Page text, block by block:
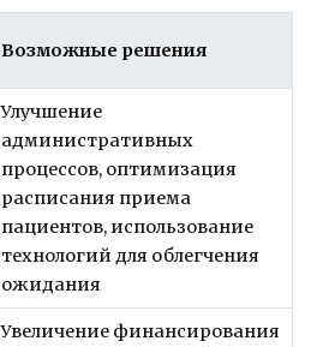
Возможные решения
Улучшение
административных
процессов, оптимизация
расписания приема
пациентов, использование
технологий для облегчения
ожидания
Увеличение финансирования